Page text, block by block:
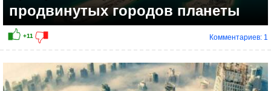
продвинутых городов планеты
Комментариев: 1